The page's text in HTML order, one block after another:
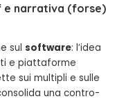
e narrativa (forse)
sul software: l’idea
e piattaforme
sui multipli e sulle
una contro-